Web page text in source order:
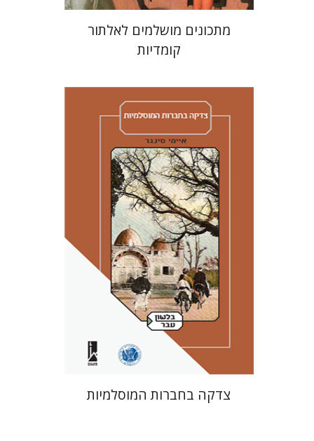
מתכונים מושלמים לאלתור
קומדיות
איימי סינגר
יצחק חן
אבנר גלעדי
מירי
אליאב-פלדון
רענן ריין
דורון מגן
הנחת אתר ספר מודפס
$46
$41
צדקה בחברות המוסלמיות